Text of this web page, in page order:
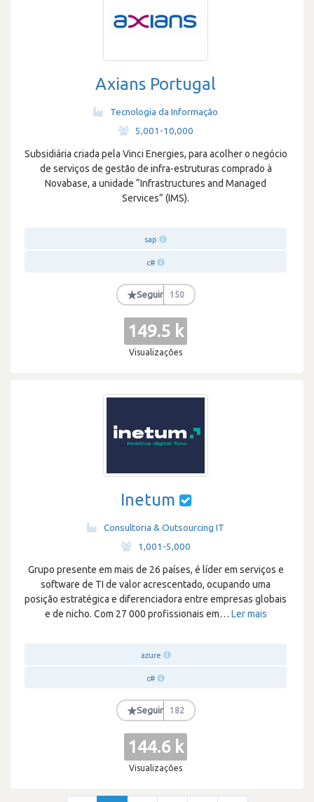
Axians Portugal
Tecnologia da Informação
5,001-10,000
Subsidiária criada pela Vinci Energies, para acolher o negócio
de serviços de gestão de infra-estruturas comprado à
Novabase, a unidade “Infrastructures and Managed
Services” (IMS).
sap
c#
★Seguir 150
149.5 k
Visualizações
Inetum
Consultoria & Outsourcing IT
1,001-5,000
Grupo presente em mais de 26 países, é líder em serviços e
software de TI de valor acrescentado, ocupando uma
posição estratégica e diferenciadora entre empresas globais
e de nicho. Com 27 000 profissionais em… Ler mais
azure
c#
★Seguir 182
144.6 k
Visualizações